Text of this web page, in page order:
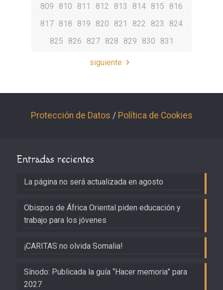
809
810 811 812 813 814 815
816
817 818 819 820 821 822 823
824
825
826 827 828 829 830 831
siguiente
Protección de Datos / Política de Cookies
Entradas recientes
La página no será actualizada en agosto
Obispos de África Oriental piden educación y
trabajo para los jóvenes
¡CARITAS no olvida Somalia!
Sínodo: Publicada la guía “Hacer memoria” para
2027